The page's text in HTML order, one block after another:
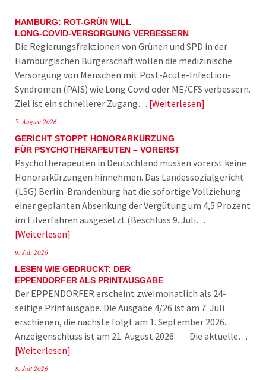
HAMBURG: ROT-GRÜN WILL
LONG-COVID-VERSORGUNG VERBESSERN
Die Regierungsfraktionen von Grünen und SPD in der
Hamburgischen Bürgerschaft wollen die medizinische
Versorgung von Menschen mit Post-Acute-Infection-
Syndromen (PAIS) wie Long Covid oder ME/CFS verbessern.
Ziel ist ein schnellerer Zugang… Weiterlesen
5. August 2026
GERICHT STOPPT HONORARKÜRZUNG
FÜR PSYCHOTHERAPEUTEN – VORERST
Psychotherapeuten in Deutschland müssen vorerst keine
Honorarkürzungen hinnehmen. Das Landessozialgericht
(LSG) Berlin-Brandenburg hat die sofortige Vollziehung
einer geplanten Absenkung der Vergütung um 4,5 Prozent
im Eilverfahren ausgesetzt (Beschluss 9. Juli…
Weiterlesen
9. Juli 2026
LESEN WIE GEDRUCKT: DER
EPPENDORFER ALS PRINTAUSGABE
Der EPPENDORFER erscheint zweimonatlich als 24-
seitige Printausgabe. Die Ausgabe 4/26 ist am 7. Juli
erschienen, die nächste folgt am 1. September 2026.
Anzeigenschluss ist am 21. August 2026. Die aktuelle…
Weiterlesen
8. Juli 2026